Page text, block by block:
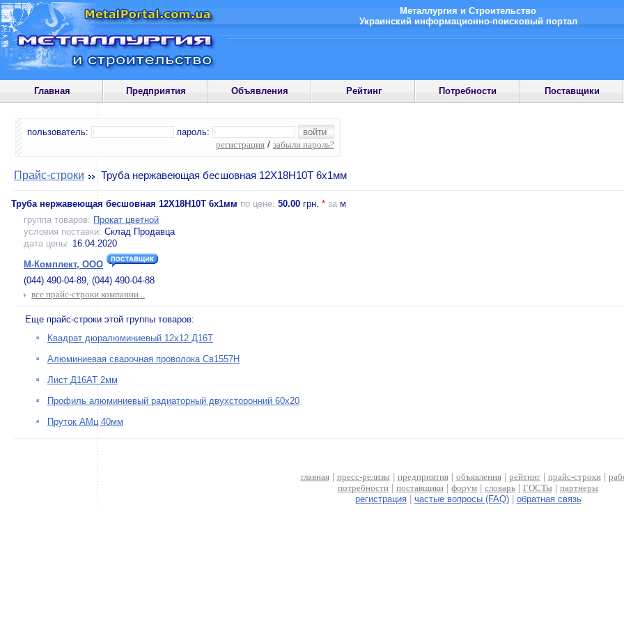
Металлургия и Строительство
Украинский информационно-поисковый портал
Главная Предприятия Объявления Рейтинг Потребности Поставщики
пользователь:
пароль:
регистрация / забыли пароль?
Прайс-строки Труба нержавеющая бесшовная 12Х18Н10Т 6х1мм
Труба нержавеющая бесшовная 12Х18Н10Т 6х1мм по цене: 50.00 грн. * за м
группа товаров: Прокат цветной
условия поставки: Склад Продавца
дата цены: 16.04.2020
М-Комплект, ООО
(044) 490-04-89, (044) 490-04-88
все прайс-строки компании...
Еще прайс-строки этой группы товаров:
Квадрат дюралюминиевый 12х12 Д16Т
Алюминиевая сварочная проволока Св1557Н
Лист Д16АТ 2мм
Профиль алюминиевый радиаторный двухсторонний 60х20
Пруток АМц 40мм
главная| пресс-релизы предприятия| объявления| рейтинг| прайс-строки|
потребности
поставщики форум словарь ГОСТы
партнеры
регистрация| частые вопросы (FAQ)| обратная связь